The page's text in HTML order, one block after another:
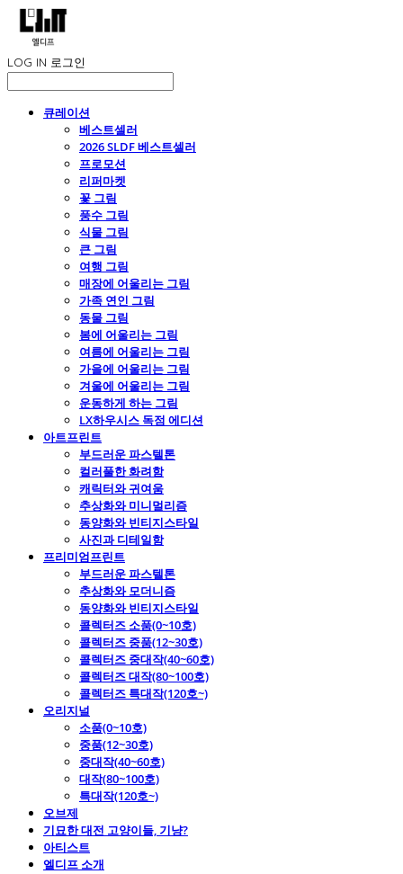
LOG IN 로그인
큐레이션
베스트셀러
2026 SLDF 베스트셀러
프로모션
리퍼마켓
꽃 그림
풍수 그림
식물 그림
큰 그림
여행 그림
매장에 어울리는 그림
가족 연인 그림
동물 그림
봄에 어울리는 그림
여름에 어울리는 그림
가을에 어울리는 그림
겨울에 어울리는 그림
운동하게 하는 그림
LX하우시스 독점 에디션
아트프린트
부드러운 파스텔톤
컬러풀한 화려함
캐릭터와 귀여움
추상화와 미니멀리즘
동양화와 빈티지스타일
사진과 디테일함
프리미엄프린트
부드러운 파스텔톤
추상화와 모더니즘
동양화와 빈티지스타일
콜렉터즈 소품(0~10호)
콜렉터즈 중품(12~30호)
콜렉터즈 중대작(40~60호)
콜렉터즈 대작(80~100호)
콜렉터즈 특대작(120호~)
오리지널
소품(0~10호)
중품(12~30호)
중대작(40~60호)
대작(80~100호)
특대작(120호~)
오브제
기묘한 대전 고양이들, 기냥?
아티스트
엘디프 소개